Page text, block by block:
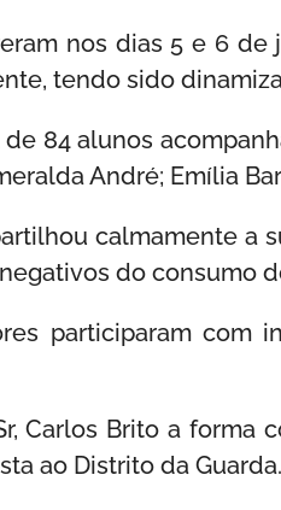
nos dias 5 e 6 de
tendo sido
84 alunos
André; Emília
calmamente a
do consumo
participaram com
Carlos Brito a forma
ao Distrito da Guarda.